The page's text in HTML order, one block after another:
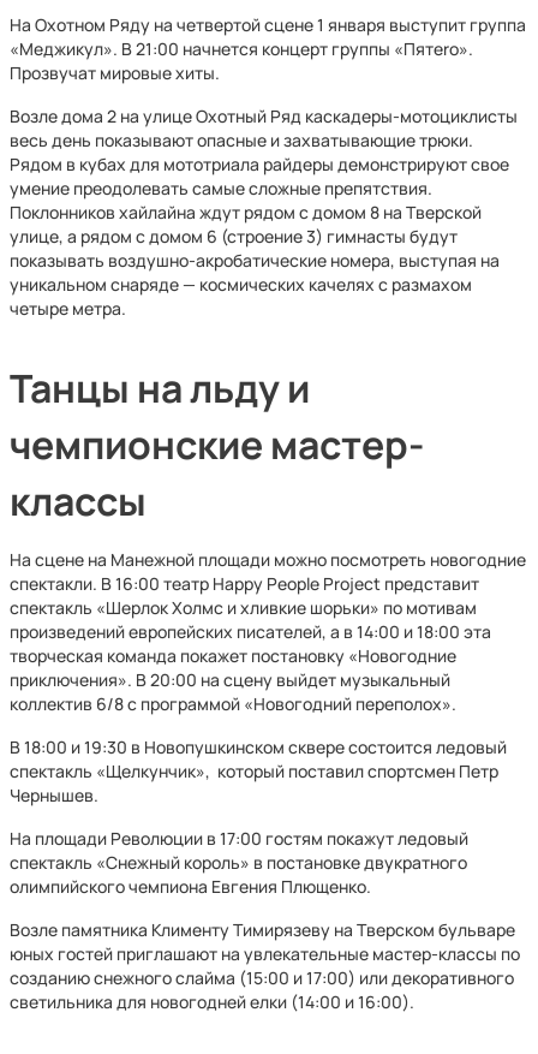
На Охотном Ряду на четвертой сцене 1 января выступит группа
«Меджикул». В 21:00 начнется концерт группы «Пятеrо».
Прозвучат мировые хиты.
Возле дома 2 на улице Охотный Ряд каскадеры-мотоциклисты
весь день показывают опасные и захватывающие трюки.
Рядом в кубах для мототриала райдеры демонстрируют свое
умение преодолевать самые сложные препятствия.
Поклонников хайлайна ждут рядом с домом 8 на Тверской
улице, а рядом с домом 6 (строение 3) гимнасты будут
показывать воздушно-акробатические номера, выступая на
уникальном снаряде — космических качелях с размахом
четыре метра.
Танцы на льду и
чемпионские мастер-
классы
На сцене на Манежной площади можно посмотреть новогодние
спектакли. В 16:00 театр Happy People Project представит
спектакль «Шерлок Холмс и хливкие шорьки» по мотивам
произведений европейских писателей, а в 14:00 и 18:00 эта
творческая команда покажет постановку «Новогодние
приключения». В 20:00 на сцену выйдет музыкальный
коллектив 6/8 с программой «Новогодний переполох».
В 18:00 и 19:30 в Новопушкинском сквере состоится ледовый
спектакль «Щелкунчик», который поставил спортсмен Петр
Чернышев.
На площади Революции в 17:00 гостям покажут ледовый
спектакль «Снежный король» в постановке двукратного
олимпийского чемпиона Евгения Плющенко.
Возле памятника Клименту Тимирязеву на Тверском бульваре
юных гостей приглашают на увлекательные мастер-классы по
созданию снежного слайма (15:00 и 17:00) или декоративного
светильника для новогодней елки (14:00 и 16:00).